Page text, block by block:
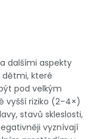
dalšími aspekty
dětmi, které
pod velkým
vyšší riziko (2–4×)
stavů skleslosti,
vyznívají